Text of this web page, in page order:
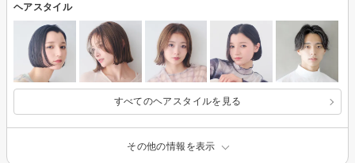
ヘアスタイル
すべてのヘアスタイルを見る
その他の情報を表示